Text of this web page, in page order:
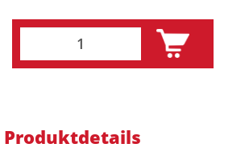
Produktdetails